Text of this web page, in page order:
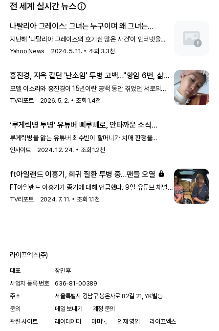
전 세계 실시간 뉴스
나탈리아 그레이스: 그녀는 누구이며 왜 그녀는
양부모를 대면했는가
지난해 '나탈리아 그레이스의 호기심 많은 사건'이 인터넷을
강타했고, 이제 그녀가 자신의 이야기를 하고 있습니다.
Yahoo News 2024. 5. 11. 조회 3.3천
홍진경, 지옥 같던 '난소암' 투병 고백…"항암 6번, 삶
포기하고 싶었다" ('소라와 진경')
모델 이소라와 홍진경이 15년이란 공백 동안 겪었던 서로의
아픔을 드러냈다. 지난 26일 첫 방송된 MBC '소라와 진경'에서
TV리포트 2026. 5. 2. 조회1.4천
‘루게릭병 투병’ 유튜버 삐루빼로, 안타까운 소식
전했다... 할머니 ‘치매’ 판정
루게릭병을 앓는 유튜버 최수빈이 할머니가 치매 판정을
받았다고 고백했다.
인사이트 2024. 12. 24. 조회1.2천
ft아일랜드 이홍기, 희귀 질환 투병 중…팬들 오열
FT아일랜드 이홍기가 종기에 대해 언급했다. 9일 유튜브 채널
'비보티비(VIVO TV)'에는 '원조 아이돌 밴드 이홍기랑 한 차로
TV리포트 2024. 7. 11. 조회1.1천
라이프엑스(주)
대표
장민후
사업자 등록 번호
636-81-00389
주소
서울특별시 강남구 봉은사로 82길 21, YK빌딩
문의
메일 보내기
계정 문의
관련 사이트
레어데이터 마미톡 인재 영입
라이프엑스